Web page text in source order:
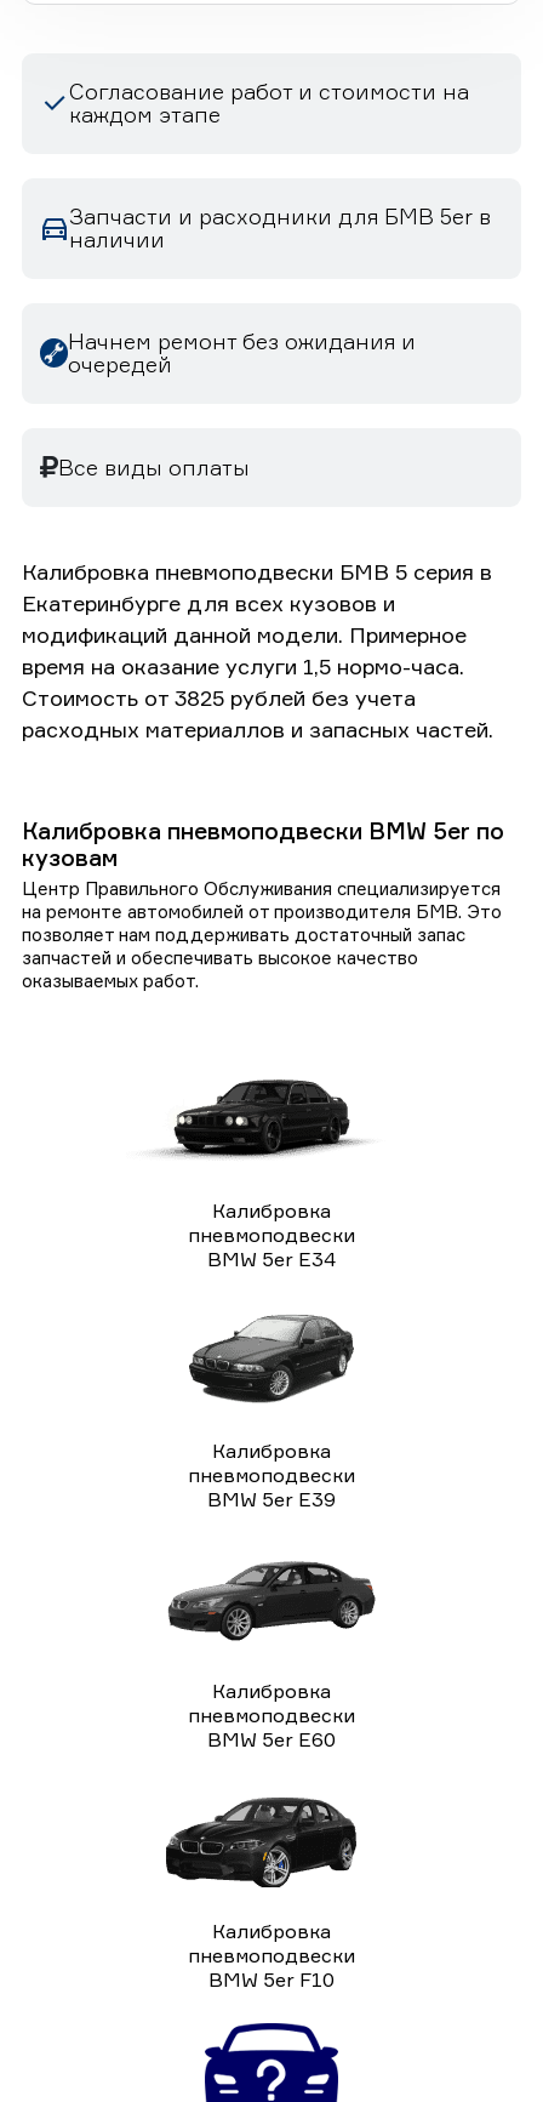
Согласование работ и стоимости на
каждом этапе
Запчасти и расходники для БМВ 5er в
наличии
Начнем ремонт без ожидания и
очередей
Все виды оплаты
Калибровка пневмоподвески БМВ 5 серия в
Екатеринбурге для всех кузовов и
модификаций данной модели. Примерное
время на оказание услуги 1,5 нормо-часа.
Стоимость от 3825 рублей без учета
расходных материаллов и запасных частей.
Калибровка пневмоподвески BMW 5er по
кузовам
Центр Правильного Обслуживания специализируется
на ремонте автомобилей от производителя БМВ. Это
позволяет нам поддерживать достаточный запас
запчастей и обеспечивать высокое качество
оказываемых работ.
Калибровка
пневмоподвески
BMW 5er E34
Калибровка
пневмоподвески
BMW 5er E39
Калибровка
пневмоподвески
BMW 5er E60
Калибровка
пневмоподвески
BMW 5er F10